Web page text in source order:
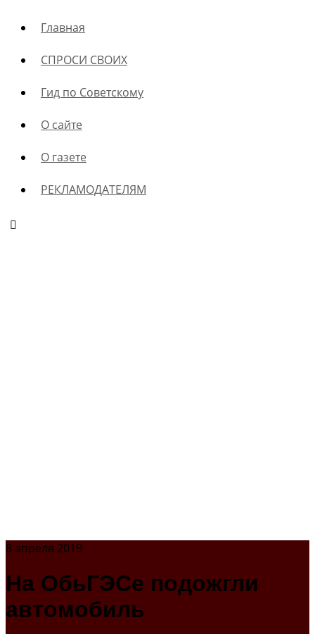
Главная
СПРОСИ СВОИХ
Гид по Советскому
О сайте
О газете
РЕКЛАМОДАТЕЛЯМ
8 апреля 2019
На ОбьГЭСе подожгли
автомобиль